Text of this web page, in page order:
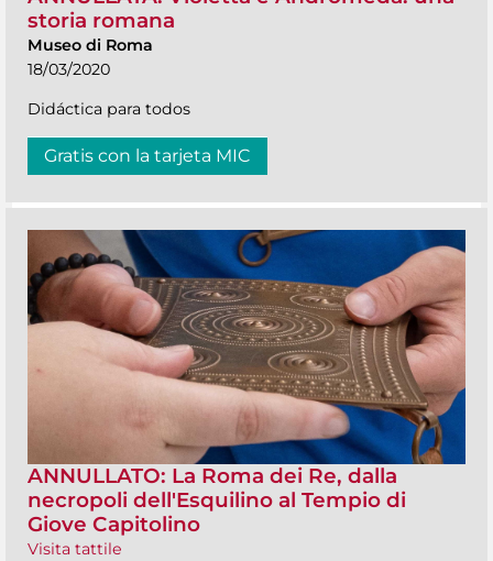
storia romana
Museo di Roma
18/03/2020
Didáctica para todos
Gratis con la tarjeta MIC
ANNULLATO: La Roma dei Re, dalla
necropoli dell'Esquilino al Tempio di
Giove Capitolino
Visita tattile